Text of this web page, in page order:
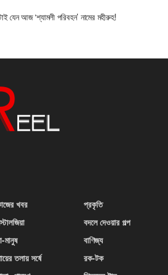
যেন আজ ‘শ্যামলী পরিবহন’ নামের মহীরুহ!
খবর
মানুষ
তলায় সর্ষে
প্রকৃতি
বদলে দেওয়ার গল্প
বাণিজ্য
রক-টক